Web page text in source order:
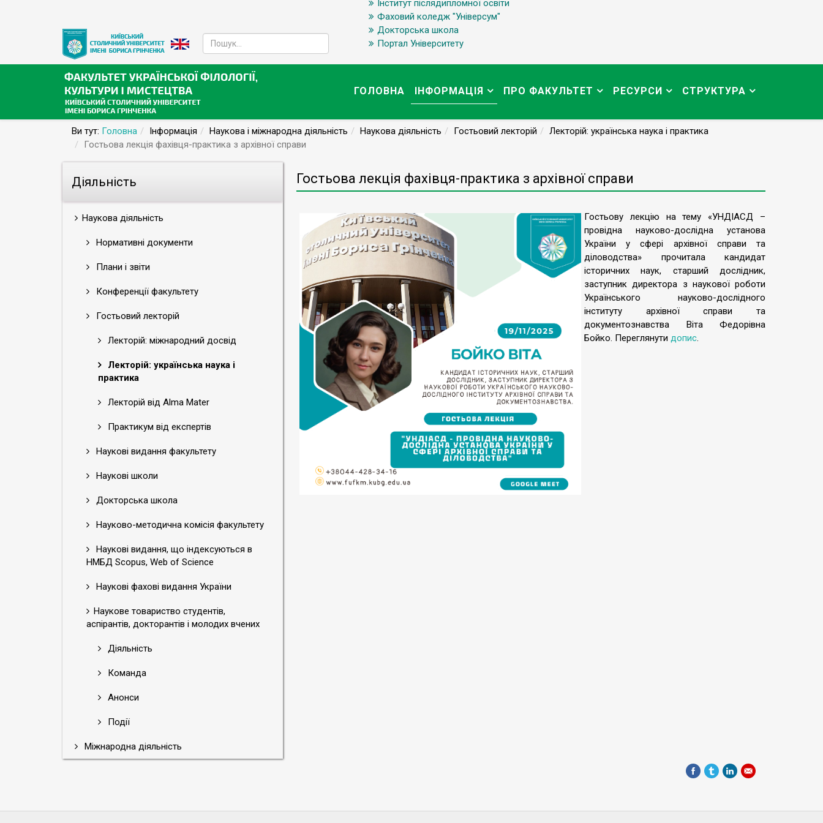
Інститут післядипломної освіти
Фаховий коледж "Універсум"
Докторська школа
Портал Університету
ГОЛОВНА ІНФОРМАЦІЯ ПРО ФАКУЛЬТЕТ РЕСУРСИ СТРУКТУРА
Ви тут: Головна Інформація Наукова і міжнародна діяльність Наукова діяльність Гостьовий лекторій
Лекторій: українська наука і практика
Гостьова лекція фахівця-практика з архівної справи
Діяльність
Наукова діяльність
Нормативні документи
Плани і звіти
Конференції факультету
Гостьовий лекторій
Лекторій: міжнародний досвід
Лекторій: українська наука і
практика
Лекторій від Alma Mater
Практикум від експертів
Наукові видання факультету
Наукові школи
Докторська школа
Науково-методична комісія факультету
Наукові видання, що індексуються в
НМБД Scopus, Web of Science
Наукові фахові видання України
Наукове товариство студентів,
аспірантів, докторантів і молодих вчених
Діяльність
Команда
Анонси
Події
Міжнародна діяльність
Гостьова лекція фахівця-практика з архівної справи
Гостьову лекцію на тему «УНДІАСД –
провідна науково-дослідна установа
України у сфері архівної справи та
діловодства» прочитала кандидат
історичних наук, старший дослідник,
заступник директора з наукової роботи
Українського науково-дослідного
інституту архівної справи та
документознавства Віта Федорівна
Бойко. Переглянути допис.